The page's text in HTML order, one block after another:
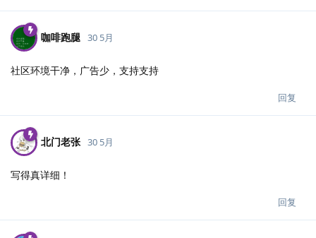
咖啡跑腿 30 5月
社区环境干净，广告少，支持支持
回复
北门老张 30 5月
写得真详细！
回复